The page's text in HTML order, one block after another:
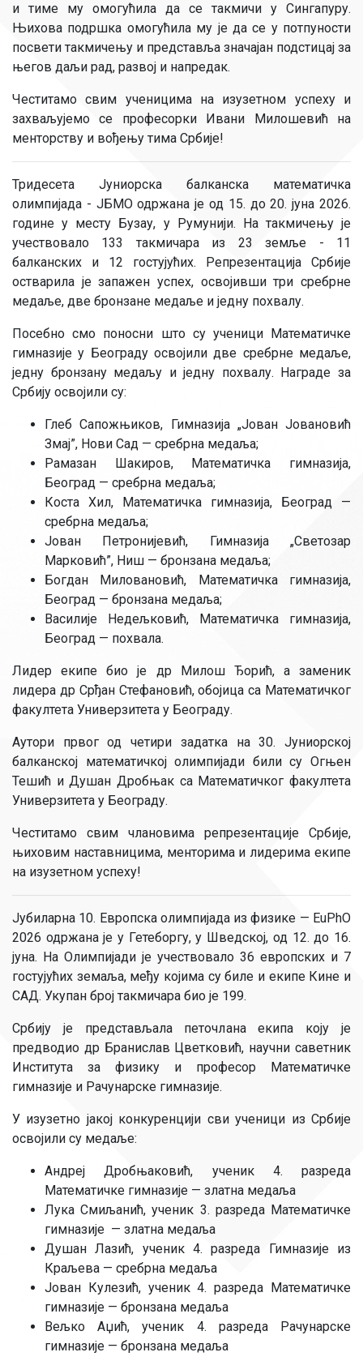
и тиме му омогућила да се такмичи у Сингапуру.
Њихова подршка омогућила му је да се у потпуности
посвети такмичењу и представља значајан подстицај за
његов даљи рад, развој и напредак.
Честитамо свим ученицима на изузетном успеху и
захваљујемо се професорки Ивани Милошевић на
менторству и вођењу тима Србије!
Тридесета Јуниорска балканска математичка
олимпијада - ЈБМО одржана је од 15. до 20. јуна 2026.
године у месту Бузау, у Румунији. На такмичењу је
учествовало 133 такмичара из 23 земље - 11
балканских и 12 гостујућих. Репрезентација Србије
остварила је запажен успех, освојивши три сребрне
медаље, две бронзане медаље и једну похвалу.
Посебно смо поносни што су ученици Математичке
гимназије у Београду освојили две сребрне медаље,
једну бронзану медаљу и једну похвалу. Награде за
Србију освојили су:
Глеб Сапожњиков, Гимназија „Јован Јовановић
Змај”, Нови Сад — сребрна медаља;
Рамазан Шакиров, Математичка гимназија,
Београд — сребрна медаља;
Коста Хил, Математичка гимназија, Београд —
сребрна медаља;
Јован Петронијевић, Гимназија „Светозар
Марковић”, Ниш — бронзана медаља;
Богдан Миловановић, Математичка гимназија,
Београд — бронзана медаља;
Василије Недељковић, Математичка гимназија,
Београд — похвала.
Лидер екипе био је др Милош Ђорић, а заменик
лидера др Срђан Стефановић, обојица са Математичког
факултета Универзитета у Београду.
Аутори првог од четири задатка на 30. Јуниорској
балканској математичкој олимпијади били су Огњен
Тешић и Душан Дробњак са Математичког факултета
Универзитета у Београду.
Честитамо свим члановима репрезентације Србије,
њиховим наставницима, менторима и лидерима екипе
на изузетном успеху!
Јубиларна 10. Европска олимпијада из физике — EuPhO
2026 одржана је у Гетеборгу, у Шведској, од 12. до 16.
јуна. На Олимпијади је учествовало 36 европских и 7
гостујућих земаља, међу којима су биле и екипе Кине и
САД. Укупан број такмичара био је 199.
Србију је представљала петочлана екипа коју је
предводио др Бранислав Цветковић, научни саветник
Института за физику и професор Математичке
гимназије и Рачунарске гимназије.
У изузетно јакој конкуренцији сви ученици из Србије
освојили су медаље:
Андреј Дробњаковић, ученик 4. разреда
Математичке гимназије — златна медаља
Лука Смиљанић, ученик 3. разреда Математичке
гимназије — златна медаља
Душан Лазић, ученик 4. разреда Гимназије из
Краљева — сребрна медаља
Јован Кулезић, ученик 4. разреда Математичке
гимназије — бронзана медаља
Вељко Аџић, ученик 4. разреда Рачунарске
гимназије — бронзана медаља